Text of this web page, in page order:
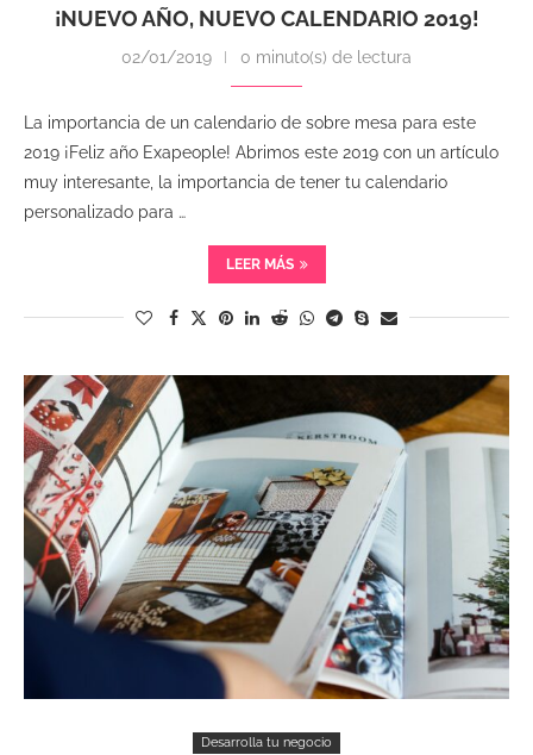
¡NUEVO AÑO, NUEVO CALENDARIO 2019!
02/01/2019 0 minuto(s) de lectura
La importancia de un calendario de sobre mesa para este
2019 ¡Feliz año Exapeople! Abrimos este 2019 con un artículo
muy interesante, la importancia de tener tu calendario
personalizado para …
LEER MÁS
Desarrolla tu negocio